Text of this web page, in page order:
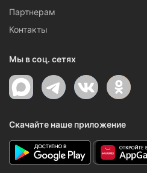
Партнерам
Контакты
Мы в соц. сетях
Скачайте наше приложение